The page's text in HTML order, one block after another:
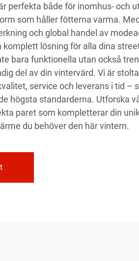
perfekta både för inomhus- och
som håller fötterna varma.
och global handel av
komplett lösning för alla dina
bara funktionella utan också
del av din vintervärd. Vi är
service och leverans i tid –
högsta standarderna. Utforska
paret som kompletterar din
du behöver den här vintern.